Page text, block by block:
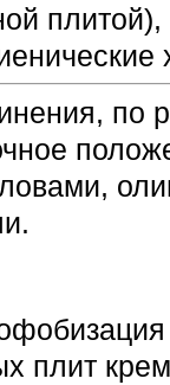
плитой),
по
плит